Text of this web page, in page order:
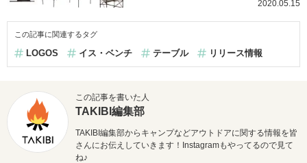
2020.05.15
この記事に関連するタグ
LOGOS イス・ベンチ テーブル リリース情報
この記事を書いた人
TAKIBI編集部
TAKIBI編集部からキャンプなどアウトドアに関する情報を皆
さんにお伝えしていきます！Instagramもやってるので見て
ね♪